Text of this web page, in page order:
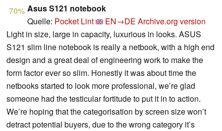
70% Asus S121 notebook
Quelle: Pocket Lint EN→DE Archive.org version
Light in size, large in capacity, luxurious in looks. ASUS
S121 slim line notebook is really a netbook, with a high end
design and a great deal of engineering work to make the
form factor ever so slim. Honestly it was about time the
netbooks started to look more professional, we’re glad
someone had the testicular fortitude to put it in to action.
We’re hoping that the categorisation by screen size won’t
detract potential buyers, due to the wrong category it’s